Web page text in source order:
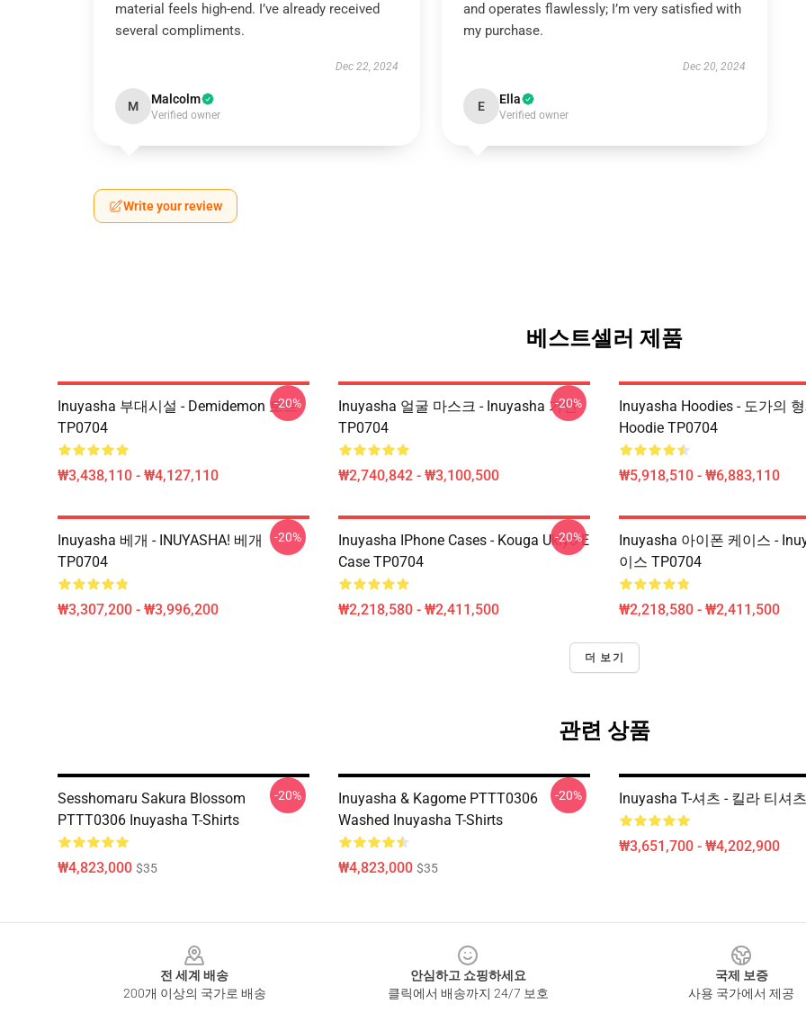
material feels high-end. I’ve already received
several compliments.
Dec 22, 2024
M Malcolm
Verified owner
and operates flawlessly; I’m very satisfied with
my purchase.
Dec 20, 2024
E Ella
Verified owner
Write your review
베스트셀러 제품
Inuyasha 부대시설 - Demidemon 토트
TP0704
₩3,438,110 - ₩4,127,110
-20%
Inuyasha 얼굴 마스크 - Inuyasha 가면
TP0704
₩2,740,842 - ₩3,100,500
-20%
Inuyasha Hoodies - 도가의
Hoodie TP0704
₩5,918,510 - ₩6,883,110
Inuyasha 베개 - INUYASHA! 베개
TP0704
₩3,307,200 - ₩3,996,200
-20%
Inuyasha IPhone Cases - Kouga Ukiyo-E
Case TP0704
₩2,218,580 - ₩2,411,500
-20%
Inuyasha 아이폰 케이스 -
이스 TP0704
₩2,218,580 - ₩2,411,500
더 보기
관련 상품
Sesshomaru Sakura Blossom
PTTT0306 Inuyasha T-Shirts
₩4,823,000 $35
-20%
Inuyasha & Kagome PTTT0306
Washed Inuyasha T-Shirts
₩4,823,000 $35
-20% Inuyasha T-셔츠 - 킬라 티셔
₩3,651,700 - ₩4,202,900
전 세계 배송
200개 이상의 국가로 배송
안심하고 쇼핑하세요
클릭에서 배송까지 24/7 보호
국제 보증
사용 국가에서 제공